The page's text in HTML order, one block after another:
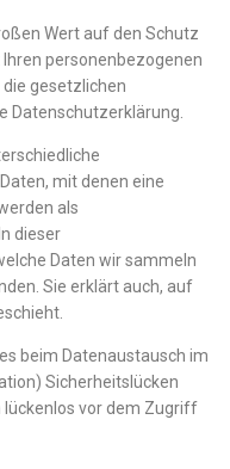
Wert auf den Schutz
Ihren personenbezogenen
gesetzlichen
Datenschutzerklärung.
mit denen eine
als
dieser
Daten wir sammeln
Sie erklärt auch, auf
beim Datenaustausch im
Sicherheitslücken
lückenlos vor dem Zugriff